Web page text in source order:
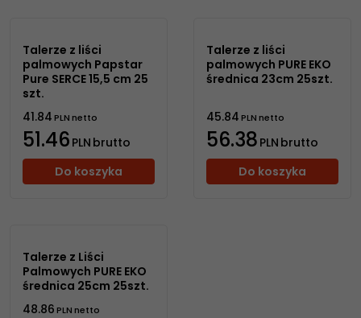
Talerze z liści
palmowych Papstar
Pure SERCE 15,5 cm 25
szt.
41.84PLNnetto
51.46 PLN brutto
Do koszyka
Talerze z liści
palmowych PURE EKO
średnica 23cm 25szt.
45.84PLNnetto
56.38 PLN brutto
Do koszyka
Talerze z Liści
Palmowych PURE EKO
średnica 25cm 25szt.
48.86PLNnetto